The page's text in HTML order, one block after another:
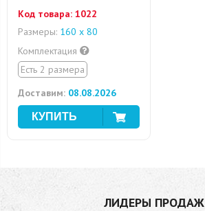
Код товара: 1022
Размеры: 160 х 80
Комплектация
Есть 2 размера
Доставим: 08.08.2026
ЛИДЕРЫ ПРОДАЖ